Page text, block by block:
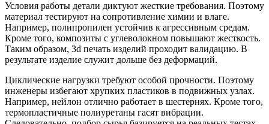
Условия работы детали диктуют жесткие требования. Поэтому
материал тестируют на сопротивление химии и влаге.
Например, полипропилен устойчив к агрессивным средам.
Кроме того, композиты с углеволокном повышают жесткость.
Таким образом, 3d печать изделий проходит валидацию. В
результате изделие служит дольше без деформаций.
Циклические нагрузки требуют особой прочности. Поэтому
инженеры избегают хрупких пластиков в подвижных узлах.
Например, нейлон отлично работает в шестернях. Кроме того,
термопластичные полиуретаны гасят вибрации.